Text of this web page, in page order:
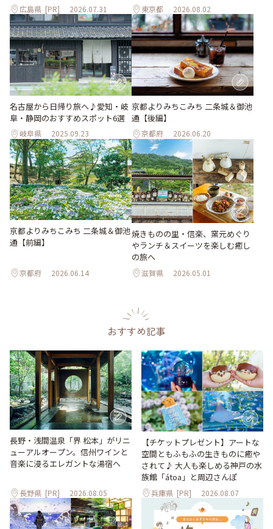
広島県 [PR] 2026.07.31 東京都 2026.08.02
名古屋から日帰り旅へ♪愛知・岐
阜・静岡のおすすめスポット6選
岐阜県 2025.09.23
京都よりみちこみち 二条城＆御池
通【後編】
京都府 2026.06.20
京都よりみちこみち 二条城＆御池
通【前編】
京都府 2026.06.14
焼きものの里・信楽、窯元めぐり
やランチ＆スイーツを楽しむ癒し
の旅へ
滋賀県 2026.05.01
おすすめ記事
長野・浅間温泉「界 松本」がリニ
ューアルオープン。信州ワインと
音楽に浸るエレガントな湯宿へ
長野県 [PR] 2026.08.05
【チケットプレゼント】アートな
空間ともふもふの生きものに癒や
されて♪ 大人も楽しめる神戸の水
族館「átoa」と周辺さんぽ
兵庫県 [PR] 2026.08.07